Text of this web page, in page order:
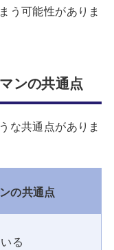
う可能性がありま
ンの共通点
な共通点がありま
の共通点
る